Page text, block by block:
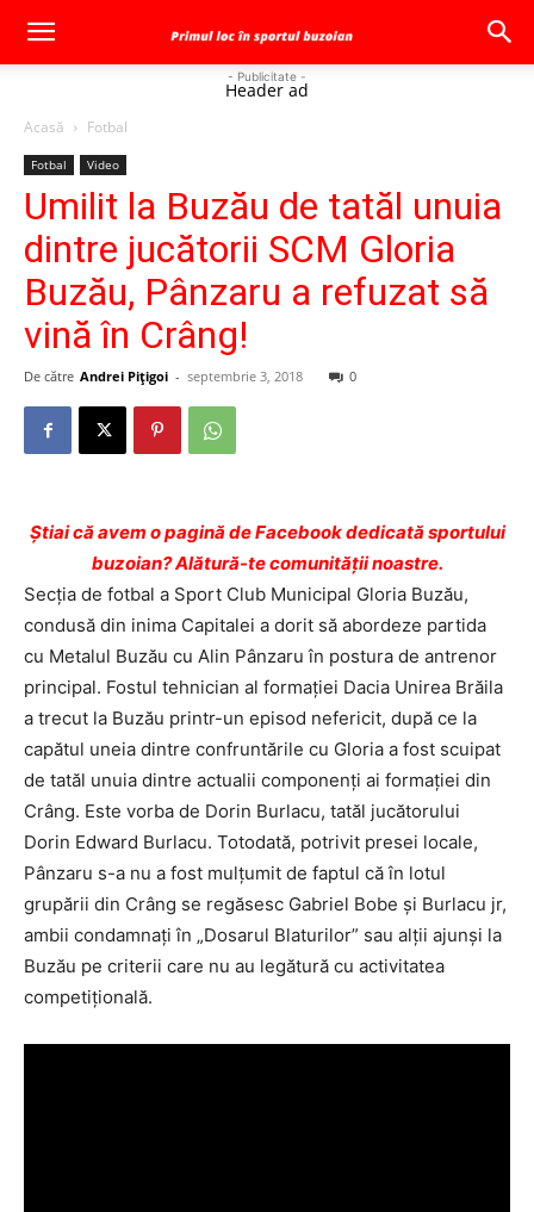
- Publicitate -
Header ad
Acasă Fotbal
Fotbal Video
Umilit la Buzău de tatăl unuia
dintre jucătorii SCM Gloria
Buzău, Pânzaru a refuzat să
vină în Crâng!
De către Andrei Pițigoi - septembrie 3, 2018 0
Ştiai că avem o pagină de Facebook dedicată sportului
buzoian? Alătură-te comunității noastre.
Secţia de fotbal a Sport Club Municipal Gloria Buzău,
condusă din inima Capitalei a dorit să abordeze partida
cu Metalul Buzău cu Alin Pânzaru în postura de antrenor
principal. Fostul tehnician al formaţiei Dacia Unirea Brăila
a trecut la Buzău printr-un episod nefericit, după ce la
capătul uneia dintre confruntările cu Gloria a fost scuipat
de tatăl unuia dintre actualii componenţi ai formaţiei din
Crâng. Este vorba de Dorin Burlacu, tatăl jucătorului
Dorin Edward Burlacu. Totodată, potrivit presei locale,
Pânzaru s-a nu a fost mulţumit de faptul că în lotul
grupării din Crâng se regăsesc Gabriel Bobe şi Burlacu jr,
ambii condamnaţi în „Dosarul Blaturilor” sau alţii ajunşi la
Buzău pe criterii care nu au legătură cu activitatea
competiţională.